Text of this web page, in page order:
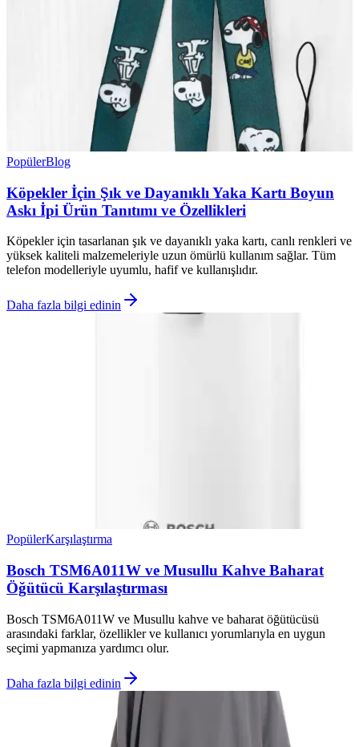
PopülerBlog
Köpekler İçin Şık ve Dayanıklı Yaka Kartı Boyun
Askı İpi Ürün Tanıtımı ve Özellikleri
Köpekler için tasarlanan şık ve dayanıklı yaka kartı, canlı renkleri ve
yüksek kaliteli malzemeleriyle uzun ömürlü kullanım sağlar. Tüm
telefon modelleriyle uyumlu, hafif ve kullanışlıdır.
Daha fazla bilgi edinin
PopülerKarşılaştırma
Bosch TSM6A011W ve Musullu Kahve Baharat
Öğütücü Karşılaştırması
Bosch TSM6A011W ve Musullu kahve ve baharat öğütücüsü
arasındaki farklar, özellikler ve kullanıcı yorumlarıyla en uygun
seçimi yapmanıza yardımcı olur.
Daha fazla bilgi edinin